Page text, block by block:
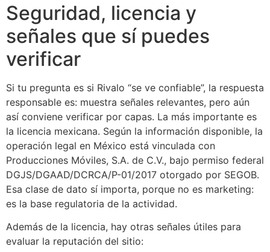
Seguridad, licencia y
señales que sí puedes
verificar
Si tu pregunta es si Rivalo “se ve confiable”, la respuesta
responsable es: muestra señales relevantes, pero aún
así conviene verificar por capas. La más importante es
la licencia mexicana. Según la información disponible, la
operación legal en México está vinculada con
Producciones Móviles, S.A. de C.V., bajo permiso federal
DGJS/DGAAD/DCRCA/P-01/2017 otorgado por SEGOB.
Esa clase de dato sí importa, porque no es marketing:
es la base regulatoria de la actividad.
Además de la licencia, hay otras señales útiles para
evaluar la reputación del sitio: